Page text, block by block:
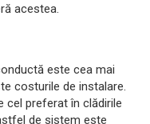
acestea.
este cea mai
costurile de instalare.
cel preferat în clădirile
de sistem este